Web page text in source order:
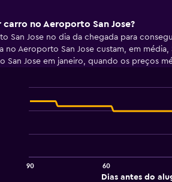
no Aeroporto San Jose?
San Jose no dia da chegada para
no Aeroporto San Jose custam, em
San Jose em janeiro, quando os preços
Line
chart
The
Chart
Dias antes do
90 60